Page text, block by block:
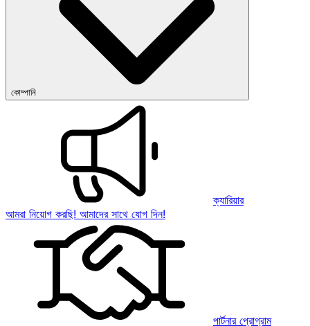
কোম্পানি
ক্যারিয়ার
আমরা নিয়োগ করছি! আমাদের সাথে যোগ দিন!
পার্টনার প্রোগ্রাম